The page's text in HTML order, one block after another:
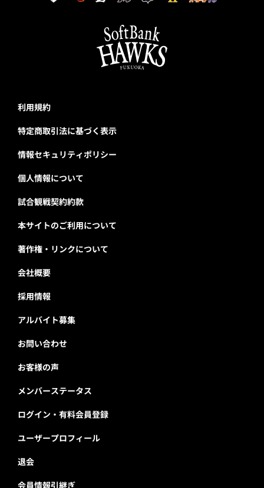
利用規約
特定商取引法に基づく表示
情報セキュリティポリシー
個人情報について
試合観戦契約約款
本サイトのご利用について
著作権・リンクについて
会社概要
採用情報
アルバイト募集
お問い合わせ
お客様の声
メンバーステータス
ログイン・有料会員登録
ユーザープロフィール
退会
会員情報引継ぎ